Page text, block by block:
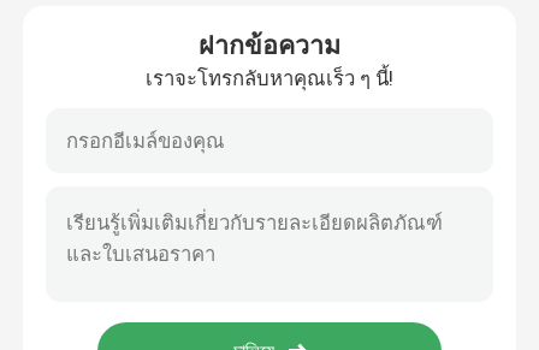
วิดีโอ
ตู้โทรคมนาคมกลางแจ้ง
ฝากข้อความ
เราจะโทรกลับหาคุณเร็ว ๆ นี้!